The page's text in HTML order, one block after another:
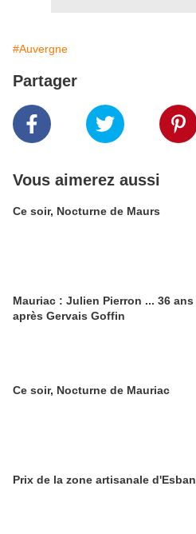
#Auvergne
Partager
Vous aimerez aussi
Ce soir, Nocturne de Maurs
Mauriac : Julien Pierron ... 36 ans
après Gervais Goffin
Ce soir, Nocturne de Mauriac
Prix de la zone artisanale d'Esban